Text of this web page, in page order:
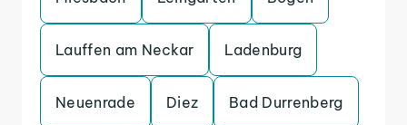
Lauffen am Neckar Ladenburg
Neuenrade Diez Bad Durrenberg